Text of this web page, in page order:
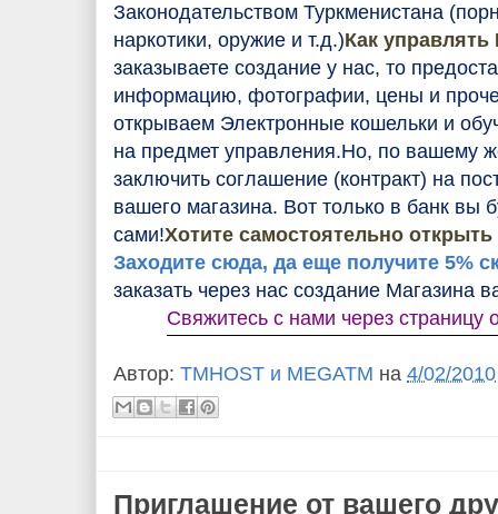
Законодательством Туркменистана
наркотики, оружие и т.д.)Как
заказываете создание у нас, то
информацию, фотографии, цены и
открываем Электронные кошельки и
на предмет управления.Но, по вашему
заключить соглашение (контракт) на
вашего магазина. Вот только в банк вы
сами!Хотите самостоятельно открыть
Заходите сюда, да еще получите 5%
заказать через нас создание Магазина
Свяжитесь с нами через страницу
Автор: TMHOST и MEGATM на 4/02/2010
Приглашение от вашего